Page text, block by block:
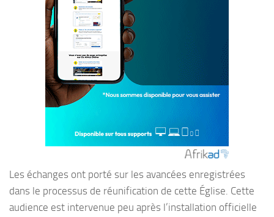
Les échanges ont porté sur les avancées enregistrées
dans le processus de réunification de cette Église. Cette
audience est intervenue peu après l’installation officielle